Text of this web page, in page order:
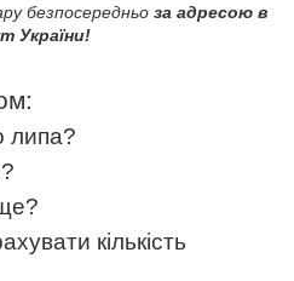
безпосередньо за адресою в
України!
липа?
кількість